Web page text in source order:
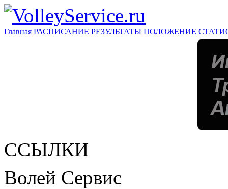
Главная РАСПИСАНИЕ РЕЗУЛЬТАТЫ ПОЛОЖЕНИЕ
ССЫЛКИ
Волей Сервис